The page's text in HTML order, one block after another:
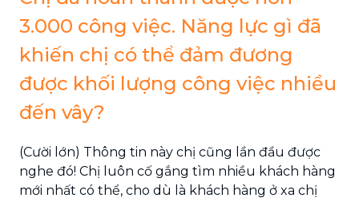
3.000 công việc. Năng lực gì đã
khiến chị có thể đảm đương
được khối lượng công việc nhiều
đến vây?
(Cười lớn) Thông tin này chị cũng lần đầu được
nghe đó! Chị luôn cố gắng tìm nhiều khách hàng
mới nhất có thể, cho dù là khách hàng ở xa chị